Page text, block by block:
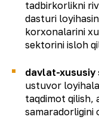
tadbirkorlikni
dasturi
korxonalarini
sektorini isloh
davlat-
ustuvor
taqdimot qilish,
samaradorligini